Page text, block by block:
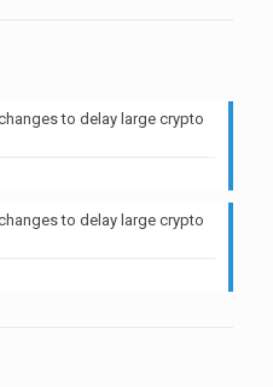
to delay large crypto
to delay large crypto